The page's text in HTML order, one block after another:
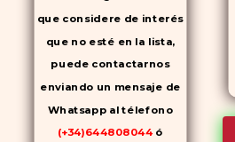
que considere de interés
que no esté en la lista,
puede contactarnos
enviando un mensaje de
Whatsapp al télefono
(+34)644808044 ó